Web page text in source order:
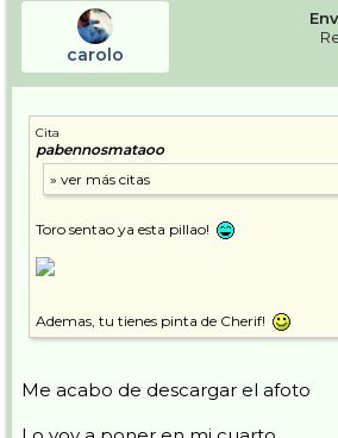
carolo
Cita
pabennosmataoo
Toro sentao ya esta pillao!
Ademas, tu tienes pinta de Cherif!
Me acabo de descargar el afoto